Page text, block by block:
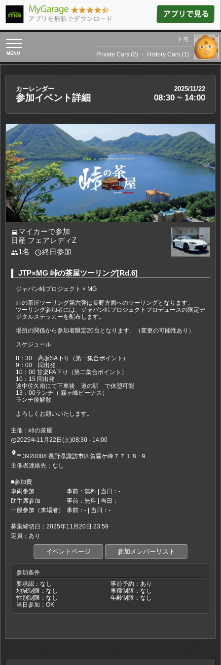
toggle
navigation
トモ
Private Cars (2) ・ History Cars (1)
カーレンダー 2025/11/22
参加イベント詳細 08:30 ~ 14:00
directions_carマイカーで参加
日産 フェアレディZ
people1名 access_time終日参加
JTP×MG 峠の茶屋ツーリング[Rd.6]
ジャパン峠プロジェクト × MG
峠の茶屋ツーリング第六弾は長野方面へのツーリングとなります。
ツーリング参加者には、ジャパン峠プロジェクトプロデュースの限定デ
ジタルステッカーを配布します。
場所の関係から参加者限定20台となります。（変更の可能性あり）
スケジュール
8：30 高坂SA下り（第一集合ポイント）
9：00 同出発
10：00 甘楽PA下り（第二集合ポイント）
10：15 同出発
途中佐久南にて下車後 道の駅 で休憩可能
13：00ランチ（ 霧ヶ峰ビーナス）
ランチ後解散
よろしくお願いいたします。
主催：峠の茶屋
access_time2025年11月22日(土)08:30 - 14:00
place〒3920008 長野県諏訪市四賀霧ケ峰７７１８−９
主催者連絡先：なし
■参加費
車両参加
事前：無料 | 当日：-
助手席参加
事前：無料 | 当日：-
一般参加（来場者）
事前：- | 当日：-
募集締切日：2025年11月20日 23:59
定員：あり
イベントページ 参加メンバーリスト
参加条件
要承認：なし
事前予約：あり
地域制限：なし
車種制限：なし
性別制限：なし
年齢制限：なし
当日参加：OK